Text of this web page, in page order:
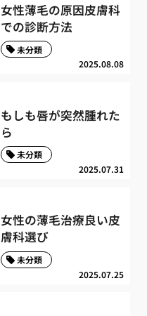
女性薄毛の原因皮膚科
での診断方法
2025.08.08
未分類
もしも唇が突然腫れた
ら
2025.07.31
未分類
女性の薄毛治療良い皮
膚科選び
2025.07.25
未分類